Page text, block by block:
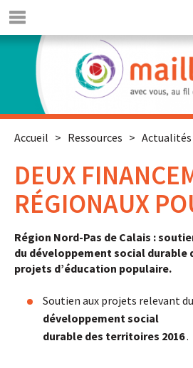
Accueil > Ressources > Actualités
DEUX
RÉGIONAUX
Région Nord-Pas de Calais :
du développement social
projets d’éducation populaire.
Soutien aux projets relevant du
développement social
durable des territoires 2016.